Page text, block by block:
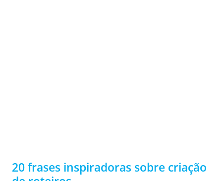
20 frases inspiradoras sobre criação